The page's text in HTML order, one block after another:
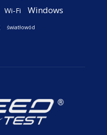
Wi-Fi Windows
światłowód